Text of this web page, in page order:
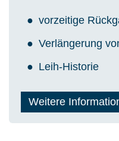
vorzeitige
Verlängerung
Leih-Historie
Weitere